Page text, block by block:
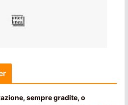
sempre gradite, o